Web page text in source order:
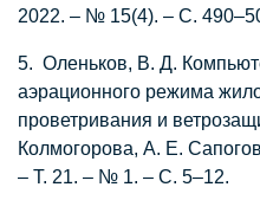
2022. – № 15(4). – С.
5. Оленьков, В. Д.
аэрационного режима
проветривания и
Колмогорова, А. Е.
– Т. 21. – № 1. – С. 5–12.